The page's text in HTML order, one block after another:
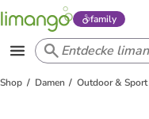
family
Shop Damen Outdoor & Sport